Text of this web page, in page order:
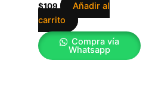
$109
Añadir al
carrito
Compra vía
Whatsapp